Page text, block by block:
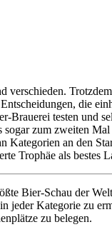
die
testen und
zum zweiten
an den
Trophäe als bestes
Bier-Schau der
Kategorie zu
zu belegen.